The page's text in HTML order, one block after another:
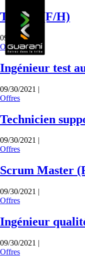
Testeur (F/H)
09/30/2021 |
Offres
Ingénieur test
09/30/2021 |
Offres
Technicien
09/30/2021 |
Offres
Scrum Master
09/30/2021 |
Offres
Ingénieur
09/30/2021 |
Offres